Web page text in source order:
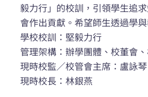
毅力行」的校訓，引領學生追
會作出貢獻。希望師生透過學
學校校訓：堅毅力行
管理架構：辦學團體、校董會
現時校監／校管會主席：盧詠琴
現時校長：林銀燕